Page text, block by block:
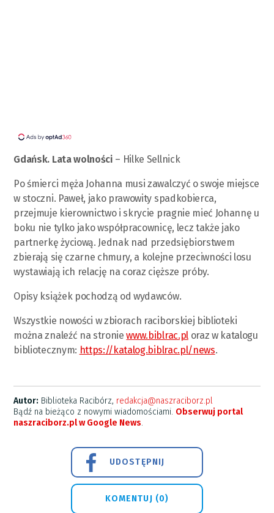
Gdańsk. Lata wolności – Hilke Sellnick
Po śmierci męża Johanna musi zawalczyć o swoje miejsce
w stoczni. Paweł, jako prawowity spadkobierca,
przejmuje kierownictwo i skrycie pragnie mieć Johannę u
boku nie tylko jako współpracownicę, lecz także jako
partnerkę życiową. Jednak nad przedsiębiorstwem
zbierają się czarne chmury, a kolejne przeciwności losu
wystawiają ich relację na coraz cięższe próby.
Opisy książek pochodzą od wydawców.
Wszystkie nowości w zbiorach raciborskiej biblioteki
można znaleźć na stroniewww.biblrac.ploraz w katalogu
bibliotecznym: https://katalog.biblrac.pl/news.
Autor: Biblioteka Racibórz, redakcja@naszraciborz.pl
Bądź na bieżąco z nowymi wiadomościami. Obserwuj portal
naszraciborz.pl w Google News.
UDOSTĘPNIJ
KOMENTUJ (0)